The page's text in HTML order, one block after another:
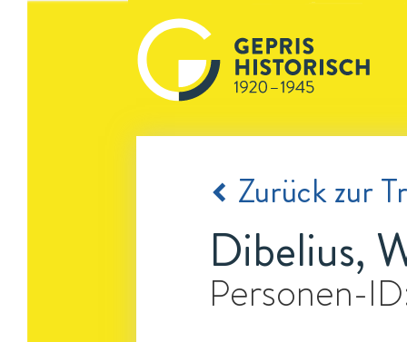
Zurück zur
Dibelius,
Personen-